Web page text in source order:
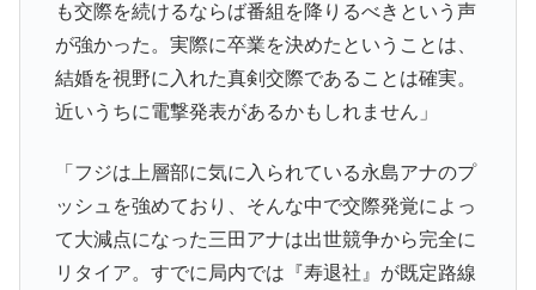
も交際を続けるならば番組を降りるべきという声
が強かった。実際に卒業を決めたということは、
結婚を視野に入れた真剣交際であることは確実。
近いうちに電撃発表があるかもしれません」
「フジは上層部に気に入られている永島アナのプ
ッシュを強めており、そんな中で交際発覚によっ
て大減点になった三田アナは出世競争から完全に
リタイア。すでに局内では『寿退社』が既定路線